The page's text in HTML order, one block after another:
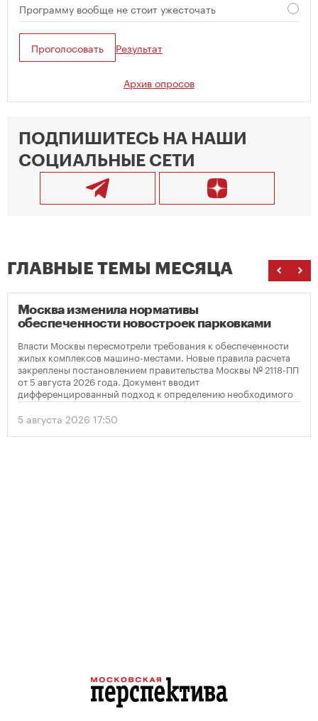
Программу вообще не стоит ужесточать
Проголосовать Результат
Архив опросов
ПОДПИШИТЕСЬ НА НАШИ
СОЦИАЛЬНЫЕ СЕТИ
ГЛАВНЫЕ ТЕМЫ МЕСЯЦА
Москва изменила нормативы
обеспеченности новостроек парковками
Власти Москвы пересмотрели требования к обеспеченности
жилых комплексов машино-местами. Новые правила расчета
закреплены постановлением правительства Москвы № 2118-ПП
от 5 августа 2026 года. Документ вводит
дифференцированный подход к определению необходимого
количества парковок в зависимости от площади квартир и
устанавливает переходный период для уже согласованных
проектов.
5 августа 2026 17:50